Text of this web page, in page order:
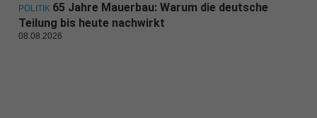
POLITIK 65 Jahre Mauerbau: Warum die deutsche
Teilung bis heute nachwirkt
08.08.2026